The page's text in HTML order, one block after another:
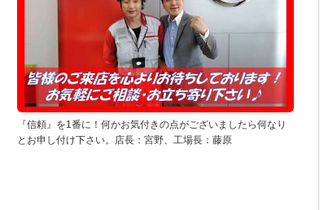
『信頼』を1番に！何かお気付きの点がございましたら何なり
とお申し付け下さい。店長：宮野、工場長：藤原